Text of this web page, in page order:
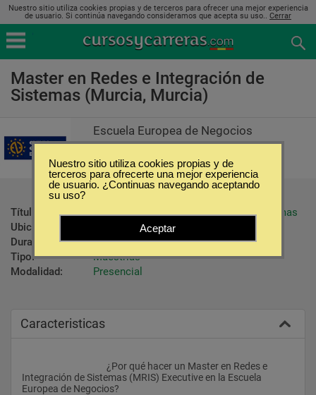
Nuestro sitio utiliza cookies propias y de terceros para ofrecer una mejor experiencia
de usuario. Si continúa navegando consideramos que acepta su uso.. Cerrar
Master en Redes e Integración de
Sistemas (Murcia, Murcia)
Escuela Europea de Negocios
Título ofrecido:
Master en Redes e Integración de Sistemas
Ubicación:
Murcia - Murcia
Duración:
640 Horas
Tipo:
Maestrías
Modalidad:
Presencial
Caracteristicas
Integración de Sistemas (MRIS) Executive en la Escuela
Europea de Negocios?
Nuestro sitio utiliza cookies propias y de
terceros para ofrecerte una mejor experiencia
de usuario. ¿Continuas navegando aceptando
su uso?
Aceptar